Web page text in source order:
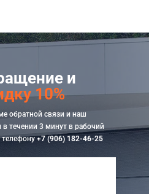
и
10%
обратной связи и наш
течении 3 минут в рабочий
телефону+7 (906) 182-46-25